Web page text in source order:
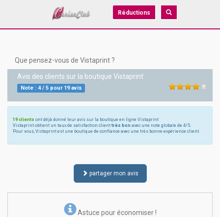
Réductions
Que pensez-vous de Vistaprint ?
Avis des clients sur la boutique Vistaprint
Note : 4/ 5pour 19avis
19 clients ont déjà donné leur avis sur la boutique en ligne Vistaprint
Vistaprint obtient un taux de satisfaction client très bon avec une note globale de 4/5.
Pour vous, Vistaprint est une boutique de confiance avec une très bonne expérience client.
partager mon avis
Astuce pour économiser !